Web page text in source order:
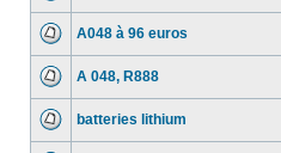
A048 à 96 euros
A 048, R888
batteries lithium